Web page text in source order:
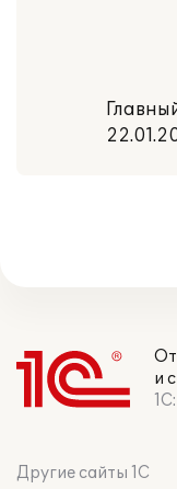
и
Другие сайты 1С